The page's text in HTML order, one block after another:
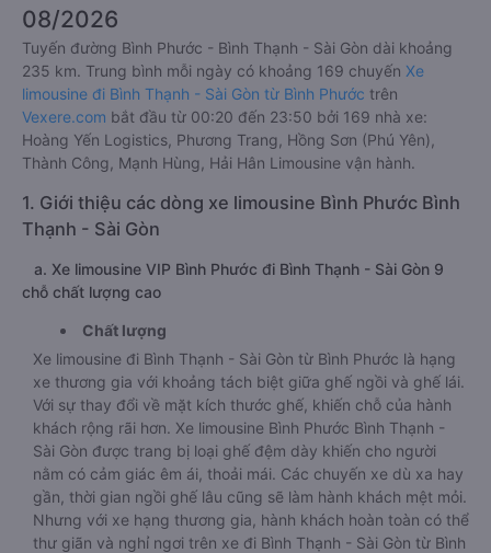
08/2026
Tuyến đường Bình Phước - Bình Thạnh - Sài Gòn dài khoảng
235 km. Trung bình mỗi ngày có khoảng 169 chuyến Xe
limousine đi Bình Thạnh - Sài Gòn từ Bình Phước trên
Vexere.com bắt đầu từ 00:20 đến 23:50 bởi 169 nhà xe:
Hoàng Yến Logistics, Phương Trang, Hồng Sơn (Phú Yên),
Thành Công, Mạnh Hùng, Hải Hân Limousine vận hành.
1. Giới thiệu các dòng xe limousine Bình Phước Bình
Thạnh - Sài Gòn
a. Xe limousine VIP Bình Phước đi Bình Thạnh - Sài Gòn 9
chỗ chất lượng cao
Chất lượng
Xe limousine đi Bình Thạnh - Sài Gòn từ Bình Phước là hạng
xe thương gia với khoảng tách biệt giữa ghế ngồi và ghế lái.
Với sự thay đổi về mặt kích thước ghế, khiến chỗ của hành
khách rộng rãi hơn. Xe limousine Bình Phước Bình Thạnh -
Sài Gòn được trang bị loại ghế đệm dày khiến cho người
nằm có cảm giác êm ái, thoải mái. Các chuyến xe dù xa hay
gần, thời gian ngồi ghế lâu cũng sẽ làm hành khách mệt mỏi.
Nhưng với xe hạng thương gia, hành khách hoàn toàn có thể
thư giãn và nghỉ ngơi trên xe đi Bình Thạnh - Sài Gòn từ Bình